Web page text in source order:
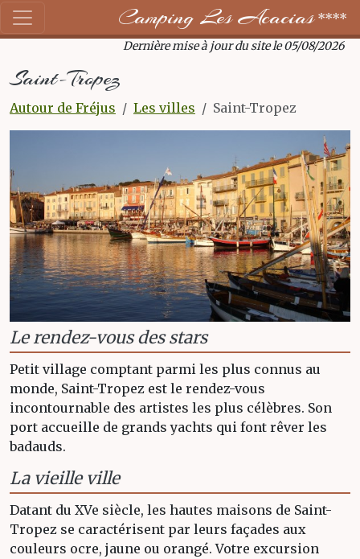
Camping Les Acacias****
Dernière mise à jour du site le 05/08/2026
Saint-Tropez
Autour de Fréjus Les villes Saint-Tropez
Le rendez-vous des stars
Petit village comptant parmi les plus connus au
monde, Saint-Tropez est le rendez-vous
incontournable des artistes les plus célèbres. Son
port accueille de grands yachts qui font rêver les
badauds.
La vieille ville
Datant du XVe siècle, les hautes maisons de Saint-
Tropez se caractérisent par leurs façades aux
couleurs ocre, jaune ou orangé. Votre excursion